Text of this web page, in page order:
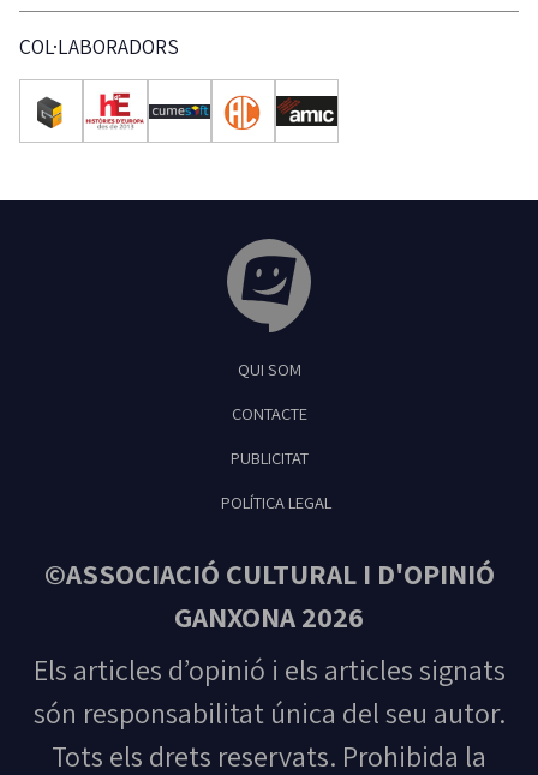
Tribuna Ganxona - Revista digital de Sant
Els articles d’opinió i els articles signats
són responsabilitat única del seu autor.